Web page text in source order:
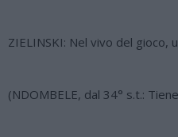
ZIELINSKI: Nel vivo del gioco,
(NDOMBELE, dal 34° s.t.: